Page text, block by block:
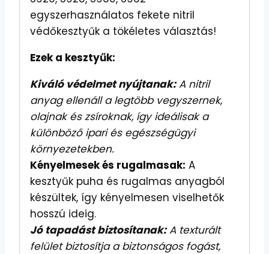
egyszerhasználatos fekete nitril
védőkesztyűk a tökéletes választás!
Ezek a kesztyűk:
Kiváló védelmet nyújtanak:A nitril
anyag ellenáll a legtöbb vegyszernek,
olajnak és zsíroknak, így ideálisak a
különböző ipari és egészségügyi
környezetekben.
Kényelmesek és rugalmasak: A
kesztyűk puha és rugalmas anyagból
készültek, így kényelmesen viselhetők
hosszú ideig.
Jó tapadást biztosítanak:A texturált
felület biztosítja a biztonságos fogást,